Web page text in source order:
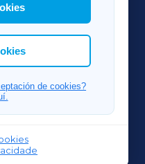
a elección das
de cookies?